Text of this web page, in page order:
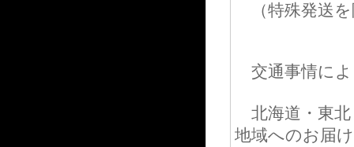
（特殊発送を
交通事情に
北海道・東北
地域へのお届